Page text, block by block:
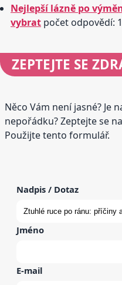
Nejlepší lázně po
vybrat počet odpovědí: 1
ZEPTEJTE SE
Něco Vám není jasné? Je
nepořádku? Zeptejte se
Použijte tento formulář.
Nadpis / Dotaz
Jméno
E-mail